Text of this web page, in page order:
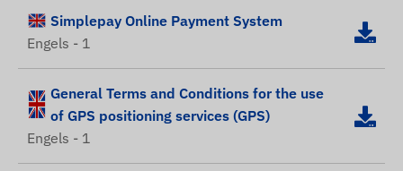
Simplepay Online Payment System
Engels - 1
General Terms and Conditions for the use
of GPS positioning services (GPS)
Engels - 1